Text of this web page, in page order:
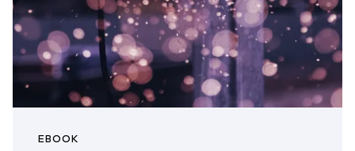
EBOOK